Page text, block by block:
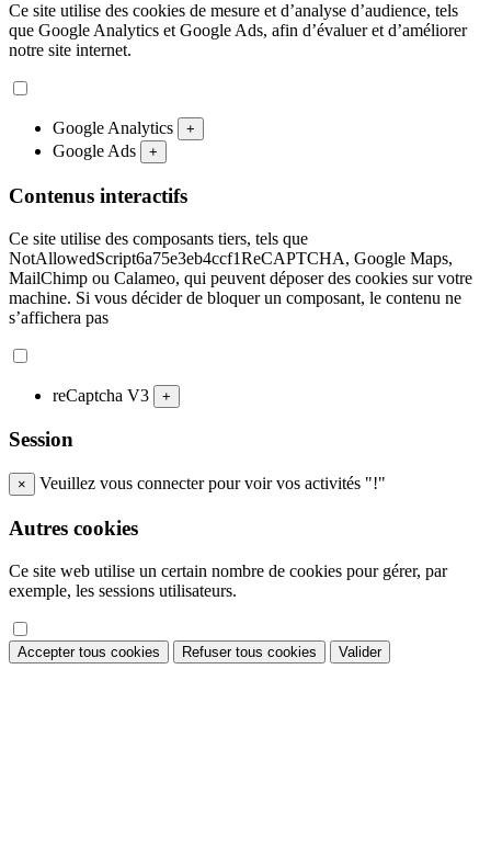
Ce site utilise des cookies de mesure et d’analyse d’audience, tels
que Google Analytics et Google Ads, afin d’évaluer et d’améliorer
notre site internet.
Google Analytics +
Google Ads +
Contenus interactifs
Ce site utilise des composants tiers, tels que
NotAllowedScript6a75e3eb4ccf1ReCAPTCHA, Google Maps,
MailChimp ou Calameo, qui peuvent déposer des cookies sur votre
machine. Si vous décider de bloquer un composant, le contenu ne
s’affichera pas
reCaptcha V3 +
Session
× Veuillez vous connecter pour voir vos activités "!"
Autres cookies
Ce site web utilise un certain nombre de cookies pour gérer, par
exemple, les sessions utilisateurs.
Accepter tous cookies Refuser tous cookies Valider